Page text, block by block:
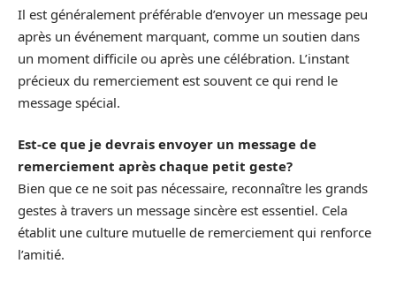
Il est généralement préférable d’envoyer un message peu
après un événement marquant, comme un soutien dans
un moment difficile ou après une célébration. L’instant
précieux du remerciement est souvent ce qui rend le
message spécial.
Est-ce que je devrais envoyer un message de
remerciement après chaque petit geste?
Bien que ce ne soit pas nécessaire, reconnaître les grands
gestes à travers un message sincère est essentiel. Cela
établit une culture mutuelle de remerciement qui renforce
l’amitié.